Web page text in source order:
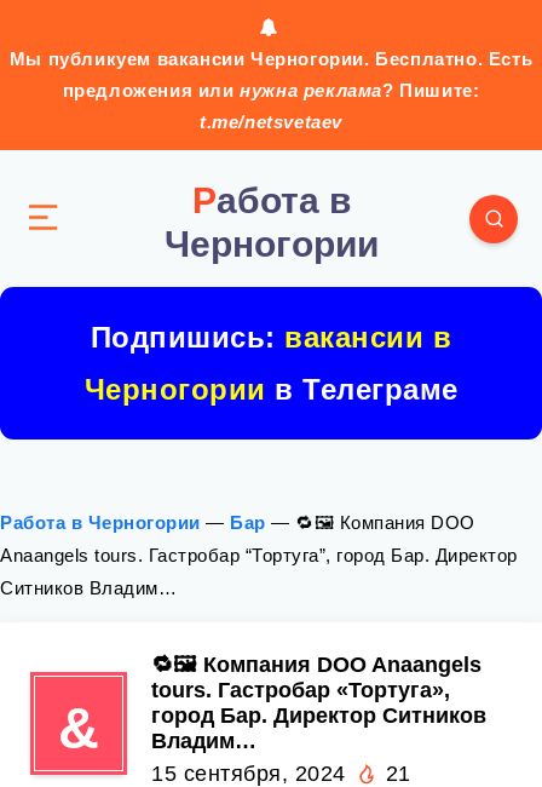
Мы публикуем вакансии Черногории. Бесплатно. Есть
предложения илинужна реклама? Пишите:
t.me/netsvetaev
Работа в
Черногории
Подпишись: вакансии в
Черногории в Телеграме
Работа в Черногории — Бар — 🔁🖼 Компания DOO
Anaangels tours. Гастробар “Тортуга”, город Бар. Директор
Ситников Владим…
&
🔁🖼 Компания DOO Anaangels
tours. Гастробар «Тортуга»,
город Бар. Директор Ситников
Владим…
15 сентября, 2024
21